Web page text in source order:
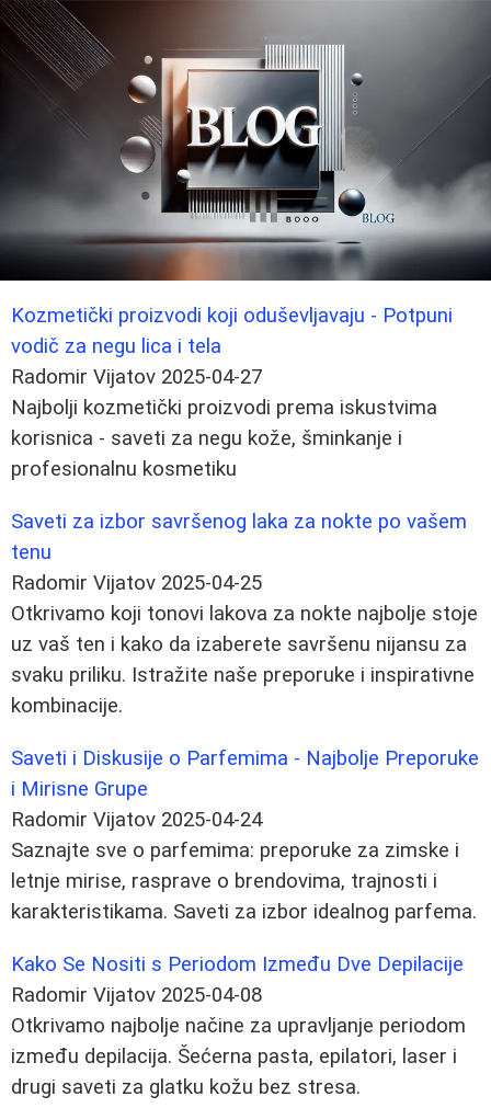
Kozmetički proizvodi koji oduševljavaju - Potpuni
vodič za negu lica i tela
Radomir Vijatov 2025-04-27
Najbolji kozmetički proizvodi prema iskustvima
korisnica - saveti za negu kože, šminkanje i
profesionalnu kosmetiku
Saveti za izbor savršenog laka za nokte po vašem
tenu
Radomir Vijatov 2025-04-25
Otkrivamo koji tonovi lakova za nokte najbolje stoje
uz vaš ten i kako da izaberete savršenu nijansu za
svaku priliku. Istražite naše preporuke i inspirativne
kombinacije.
Saveti i Diskusije o Parfemima - Najbolje Preporuke
i Mirisne Grupe
Radomir Vijatov 2025-04-24
Saznajte sve o parfemima: preporuke za zimske i
letnje mirise, rasprave o brendovima, trajnosti i
karakteristikama. Saveti za izbor idealnog parfema.
Kako Se Nositi s Periodom Između Dve Depilacije
Radomir Vijatov 2025-04-08
Otkrivamo najbolje načine za upravljanje periodom
između depilacija. Šećerna pasta, epilatori, laser i
drugi saveti za glatku kožu bez stresa.